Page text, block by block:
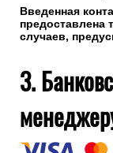
Введенная
предоставлена
случаев,
3.